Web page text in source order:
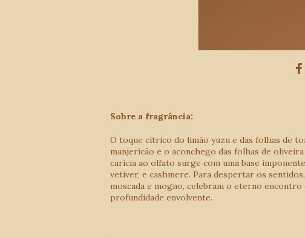
Sobre a fragrância:
O toque cítrico do limão yuzu e das folhas de
manjericão e o aconchego das folhas de
carícia ao olfato surge com uma base
vetiver, e cashmere. Para despertar os
moscada e mogno, celebram o eterno
profundidade envolvente.